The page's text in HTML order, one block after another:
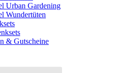
Urban Gardening
Wundertüten
& Gutscheine